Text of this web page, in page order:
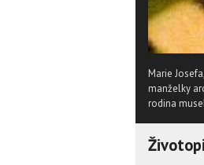
Marie
manželky
rodina